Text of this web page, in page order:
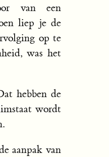
van een
liep je de
op te
was het
hebben de
wordt
aanpak van